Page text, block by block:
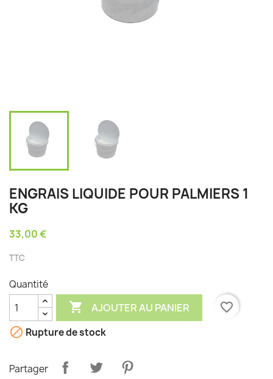
ENGRAIS LIQUIDE POUR PALMIERS 1
KG
33,00 €
TTC
Quantité
 AJOUTER AU PANIER
favorite_border
 Rupture de stock
Partager